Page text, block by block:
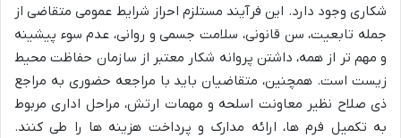
شکاری وجود دارد. این فرآیند مستلزم احراز شرایط عمومی متقاضی از
جمله تابعیت، سن قانونی، سلامت جسمی و روانی، عدم سوء پیشینه
و مهم تر از همه، داشتن پروانه شکار معتبر از سازمان حفاظت محیط
زیست است. همچنین، متقاضیان باید با مراجعه حضوری به مراجع
ذی صلاح نظیر معاونت اسلحه و مهمات ارتش، مراحل اداری مربوط
به تکمیل فرم ها، ارائه مدارک و پرداخت هزینه ها را طی کنند.